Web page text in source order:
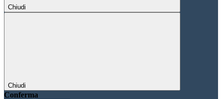
Chiudi
Chiudi
Conferma